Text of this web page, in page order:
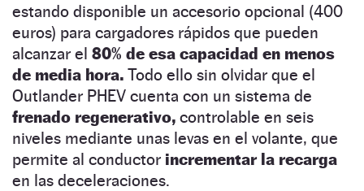
estando disponible un accesorio opcional (400
euros) para cargadores rápidos que pueden
alcanzar el 80% de esa capacidad en menos
de media hora. Todo ello sin olvidar que el
Outlander PHEV cuenta con un sistema de
frenado regenerativo, controlable en seis
niveles mediante unas levas en el volante, que
permite al conductor incrementar la recarga
en las deceleraciones.